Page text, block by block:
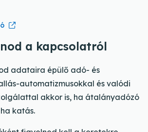
a kapcsolatról
adataira épülő adó- és
automatizmusokkal és valódi
akkor is, ha átalányadózó
katás.